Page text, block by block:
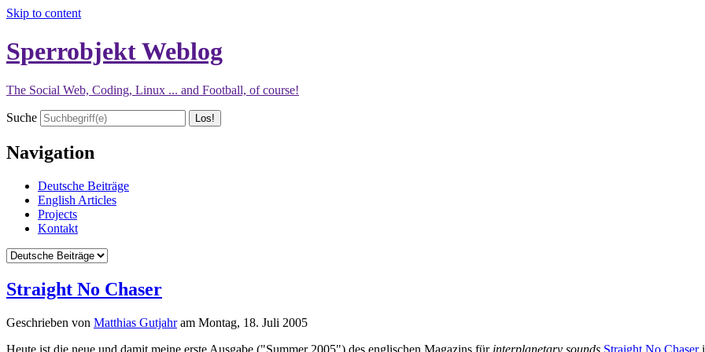
Skip to content
Sperrobjekt Weblog
The Social Web, Coding, Linux ... and Football, of course!
Suche
Navigation
Deutsche Beiträge
English Articles
Projects
Kontakt
Straight No Chaser
Geschrieben von Matthias Gutjahram Montag, 18. Juli 2005
Heute ist die neue und damit meine erste Ausgabe ("Summer 2005") des englischen Magazins für interplanetary sounds Straight No Chaser